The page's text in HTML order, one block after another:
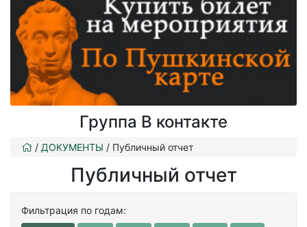
Группа В контакте
/ ДОКУМЕНТЫ / Публичный отчет
Публичный отчет
Фильтрация по годам: